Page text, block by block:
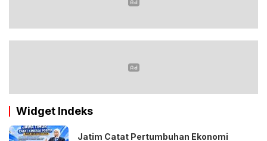
Widget Indeks
Jatim Catat Pertumbuhan Ekonomi